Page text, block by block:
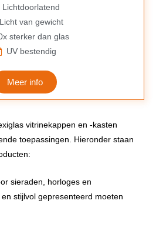
Lichtdoorlatend
Licht van gewicht
sterker dan glas
UV bestendig
Meer info
vitrinekappen en -kasten
toepassingen. Hieronder staan
sieraden, horloges en
stijlvol gepresenteerd moeten